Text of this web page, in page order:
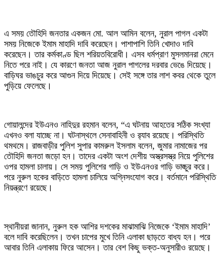
এ সময় তৌহিদি জনতার একজন মো. আল আমিন বলেন, নুরাল পাগল একটা
সময় নিজেকে ইমাম মাহাদি দাবি করেছেন। পাশাপাশি তিনি খোদাও দাবি
করেছেন। তার কর্মকাণ্ড ছিল শরিয়তবিরোধী। এসব ধর্মপ্রাণ মুসলমানরা মেনে
নিতে পরে নাই। যে কারণে জনতা আজ নুরাল পাগলের দরবার ভেঙে দিয়েছে।
বাড়িঘর ভাঙচুর করে আগুন দিয়ে দিয়েছে। সেই সঙ্গে তার লাশ কবর থেকে তুলে
পুড়িয়ে ফেলেছে।
গোয়ালন্দের ইউএনও নাহিদুর রহমান বলেন, “এ ঘটনায় আহতের সঠিক সংখ্যা
এখনও বলা যাচ্ছে না। ঘটনাস্থলে সেনাবাহিনী ও র‌্যাব রয়েছে। পরিস্থিতি
থমথমে। রাজবাড়ীর পুলিশ সুপার কামরুল ইসলাম বলেন, জুমার নামাজের পর
তৌহিদি জনতা জড়ো হন। তাদের একটা অংশ দেশীয় অস্ত্রসস্ত্র নিয়ে পুলিশের
ওপর হামলা চালায়। সে সময় পুলিশের গাড়ি ও ইউএনওর গাড়ি ভাঙ্চুর করে।
পরে নুরুল হকের বাড়িতে হামলা চালিয়ে অগ্নিসংযোগ করে। বর্তমানে পরিস্থিতি
নিয়ন্ত্রণে রয়েছে।
স্থানীয়রা জানান, নুরুল হক আশির দশকের মাঝামাঝি নিজেকে ‘ইমাম মাহাদি’
বলে দাবি করেছিলেন। তখন চাপের মুখে তিনি এলাকা ছাড়তে বাধ্য হন। পরে
আবার তিনি এলাকায় ফিরে আসেন। তার বেশ কিছু ভক্ত-অনুসারীও রয়েছে।